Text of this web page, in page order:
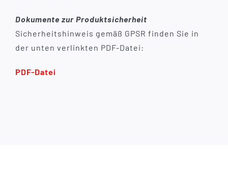
Dokumente zur Produktsicherheit
Sicherheitshinweis gemäß GPSR finden Sie in
der unten verlinkten PDF-Datei:
PDF-Datei